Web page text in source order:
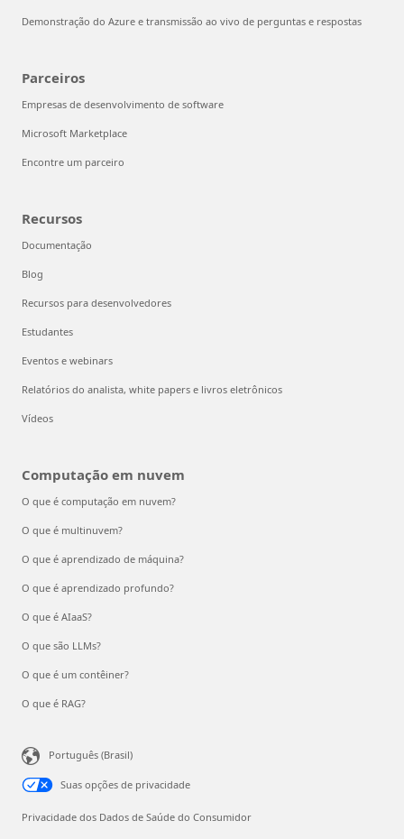
Demonstração do Azure e transmissão ao vivo de perguntas e respostas
Parceiros
Empresas de desenvolvimento de software
Microsoft Marketplace
Encontre um parceiro
Recursos
Documentação
Blog
Recursos para desenvolvedores
Estudantes
Eventos e webinars
Relatórios do analista, white papers e livros eletrônicos
Vídeos
Computação em nuvem
O que é computação em nuvem?
O que é multinuvem?
O que é aprendizado de máquina?
O que é aprendizado profundo?
O que é AIaaS?
O que são LLMs?
O que é um contêiner?
O que é RAG?
Português (Brasil)
Suas opções de privacidade
Privacidade dos Dados de Saúde do Consumidor